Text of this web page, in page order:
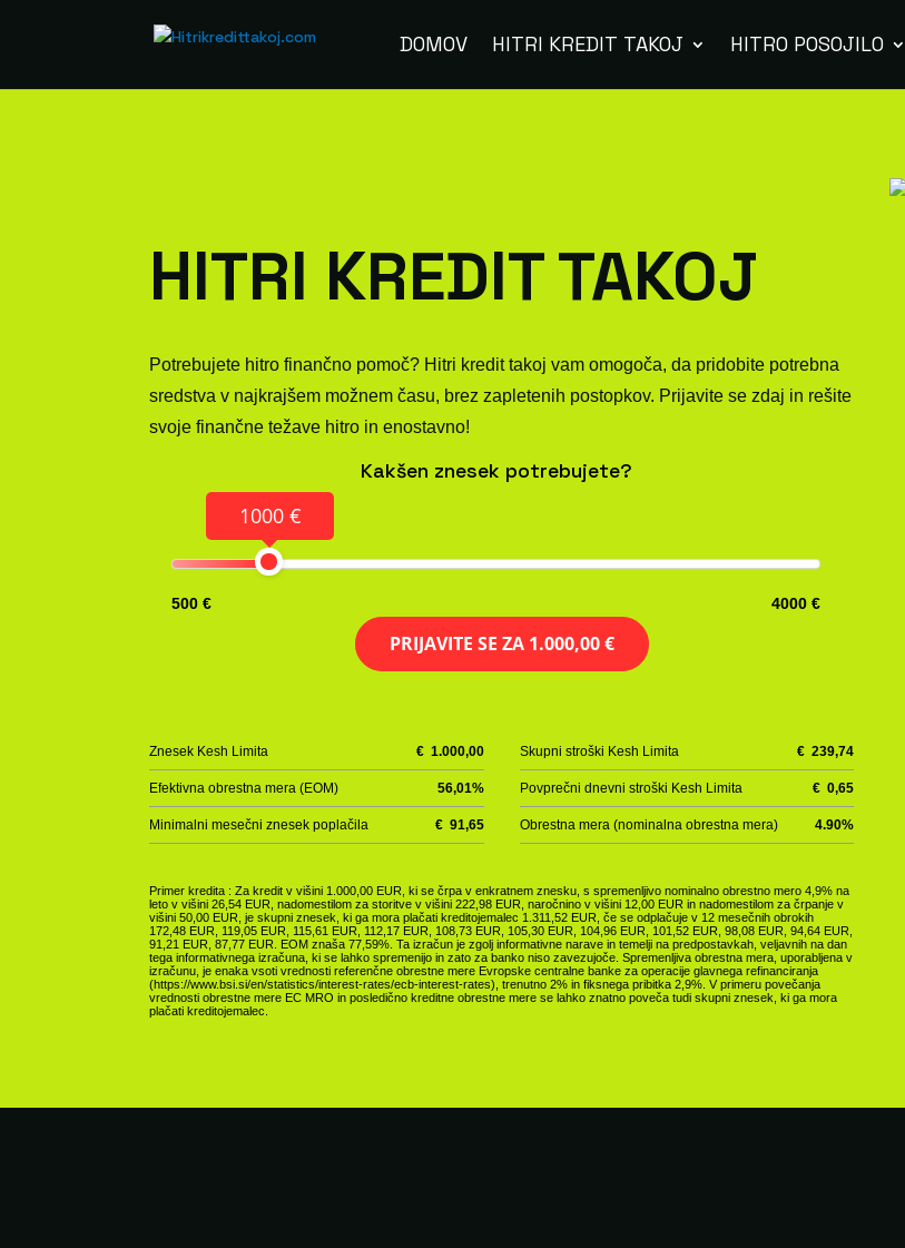
DOMOV HITRI KREDIT TAKOJ HITRO POSOJILO
HITRI KREDIT TAKOJ
Potrebujete hitro finančno pomoč? Hitri kredit takoj vam omogoča, da pridobite potrebna
sredstva v najkrajšem možnem času, brez zapletenih postopkov. Prijavite se zdaj in rešite
svoje finančne težave hitro in enostavno!
Kakšen znesek potrebujete?
1000 €
500 € 4000 €
PRIJAVITE SE ZA 1.000,00 €
Znesek Kesh Limita € 1.000,00 Skupni stroški Kesh Limita € 239,74
Efektivna obrestna mera (EOM) 56,01% Povprečni dnevni stroški Kesh Limita € 0,65
Minimalni mesečni znesek poplačila € 91,65 Obrestna mera (nominalna obrestna mera) 4.90%
Primer kredita : Za kredit v višini 1.000,00 EUR, ki se črpa v enkratnem znesku, s spremenljivo nominalno obrestno mero 4,9% na
leto v višini 26,54 EUR, nadomestilom za storitve v višini 222,98 EUR, naročnino v višini 12,00 EUR in nadomestilom za črpanje v
višini 50,00 EUR, je skupni znesek, ki ga mora plačati kreditojemalec 1.311,52 EUR, če se odplačuje v 12 mesečnih obrokih
172,48 EUR, 119,05 EUR, 115,61 EUR, 112,17 EUR, 108,73 EUR, 105,30 EUR, 104,96 EUR, 101,52 EUR, 98,08 EUR, 94,64 EUR,
91,21 EUR, 87,77 EUR. EOM znaša 77,59%. Ta izračun je zgolj informativne narave in temelji na predpostavkah, veljavnih na dan
tega informativnega izračuna, ki se lahko spremenijo in zato za banko niso zavezujoče. Spremenljiva obrestna mera, uporabljena v
izračunu, je enaka vsoti vrednosti referenčne obrestne mere Evropske centralne banke za operacije glavnega refinanciranja
(https://www.bsi.si/en/statistics/interest-rates/ecb-interest-rates), trenutno 2% in fiksnega pribitka 2,9%. V primeru povečanja
vrednosti obrestne mere EC MRO in posledično kreditne obrestne mere se lahko znatno poveča tudi skupni znesek, ki ga mora
plačati kreditojemalec.